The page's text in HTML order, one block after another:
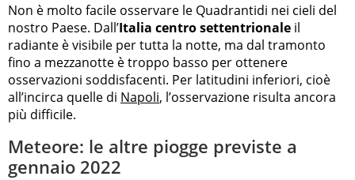
Non è molto facile osservare le Quadrantidi nei cieli del
nostro Paese. Dall’Italia centro settentrionale il
radiante è visibile per tutta la notte, ma dal tramonto
fino a mezzanotte è troppo basso per ottenere
osservazioni soddisfacenti. Per latitudini inferiori, cioè
all’incirca quelle di Napoli, l’osservazione risulta ancora
più difficile.
Meteore: le altre piogge previste a
gennaio 2022